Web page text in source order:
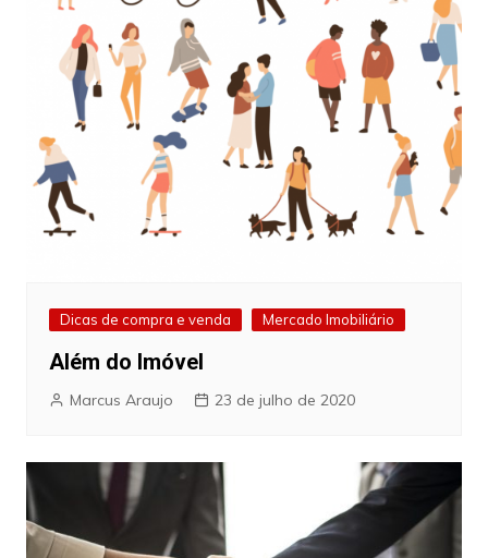
Dicas de compra e venda Mercado Imobiliário
Além do Imóvel
Marcus Araujo 23 de julho de 2020